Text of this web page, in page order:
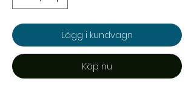
Lägg i kundvagn
Köp nu